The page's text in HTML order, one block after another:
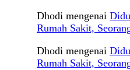
Dhodi mengenai
Rumah Sakit,
Dhodi mengenai
Rumah Sakit,